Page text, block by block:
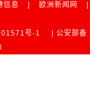
信息 欧洲新闻网
号-1
| 公安部备